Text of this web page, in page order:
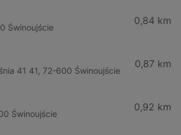
Świnoujście
0,84 km
41 41, 72-600 Świnoujście
0,87 km
Świnoujście
0,92 km